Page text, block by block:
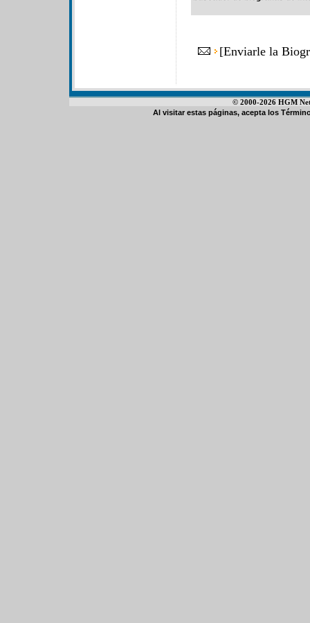
[Enviarle la
© 2000-2026 HGM
Al visitar estas páginas, acepta los